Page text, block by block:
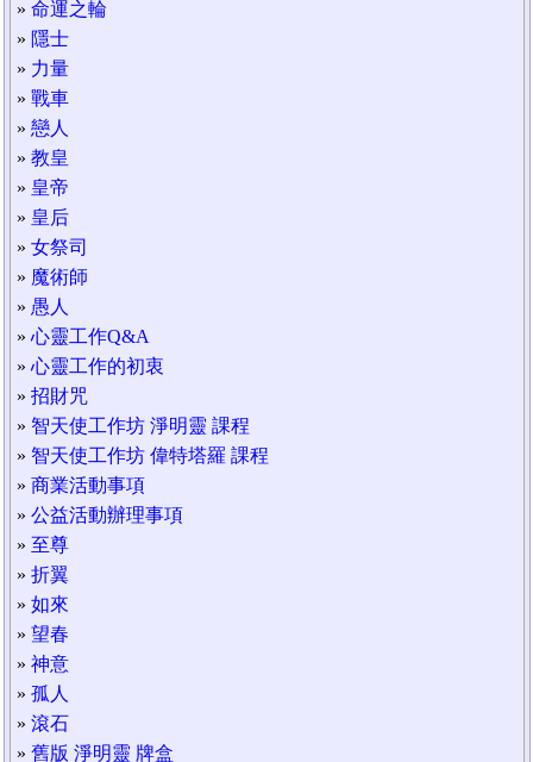
» 命運之輪
» 隱士
» 力量
» 戰車
» 戀人
» 教皇
» 皇帝
» 皇后
» 女祭司
» 魔術師
» 愚人
» 心靈工作Q&A
» 心靈工作的初衷
» 招財咒
» 智天使工作坊 淨明靈 課程
» 智天使工作坊 偉特塔羅 課程
» 商業活動事項
» 公益活動辦理事項
» 至尊
» 折翼
» 如來
» 望春
» 神意
» 孤人
» 滾石
» 舊版 淨明靈 牌盒